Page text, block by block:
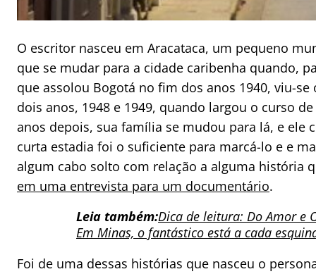
O escritor nasceu em Aracataca, um pequeno
que se mudar para a cidade caribenha quando,
que assolou Bogotá no fim dos anos 1940, viu-
dois anos, 1948 e 1949, quando largou o curso
anos depois, sua família se mudou para lá, e ele
curta estadia foi o suficiente para marcá-lo e e
algum cabo solto com relação a alguma história
em uma entrevista para um documentário.
Leia também:Dica de leitura: Do Amor e
Em Minas, o fantástico está a cada
Foi de uma dessas histórias que nasceu o